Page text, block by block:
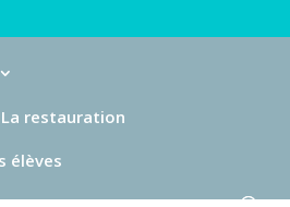
La restauration
élèves